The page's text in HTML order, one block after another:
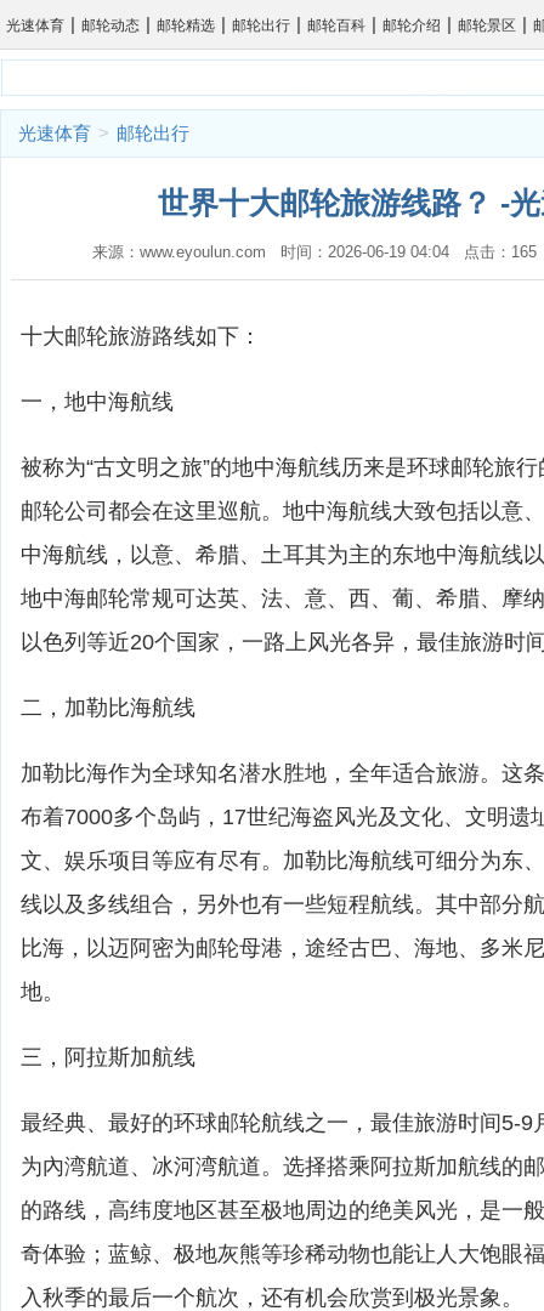
光速体育 | 邮轮动态 | 邮轮精选 | 邮轮出行 | 邮轮百科 | 邮轮介绍 | 邮轮景区 |
光速体育 > 邮轮出行
世界十大邮轮旅游线路？ -
来源：www.eyoulun.com 时间：2026-06-19 04:04 点击：
十大邮轮旅游路线如下：
一，地中海航线
被称为“古文明之旅”的地中海航线历来是环球邮轮旅
邮轮公司都会在这里巡航。地中海航线大致包括以意
中海航线，以意、希腊、土耳其为主的东地中海航线
地中海邮轮常规可达英、法、意、西、葡、希腊、摩
以色列等近20个国家，一路上风光各异，最佳旅游时
二，加勒比海航线
加勒比海作为全球知名潜水胜地，全年适合旅游。这
布着7000多个岛屿，17世纪海盗风光及文化、文明遗
文、娱乐项目等应有尽有。加勒比海航线可细分为东
线以及多线组合，另外也有一些短程航线。其中部分
比海，以迈阿密为邮轮母港，途经古巴、海地、多米
地。
三，阿拉斯加航线
最经典、最好的环球邮轮航线之一，最佳旅游时间5-9
为內湾航道、冰河湾航道。选择搭乘阿拉斯加航线的
的路线，高纬度地区甚至极地周边的绝美风光，是一
奇体验；蓝鲸、极地灰熊等珍稀动物也能让人大饱眼
入秋季的最后一个航次，还有机会欣赏到极光景象。